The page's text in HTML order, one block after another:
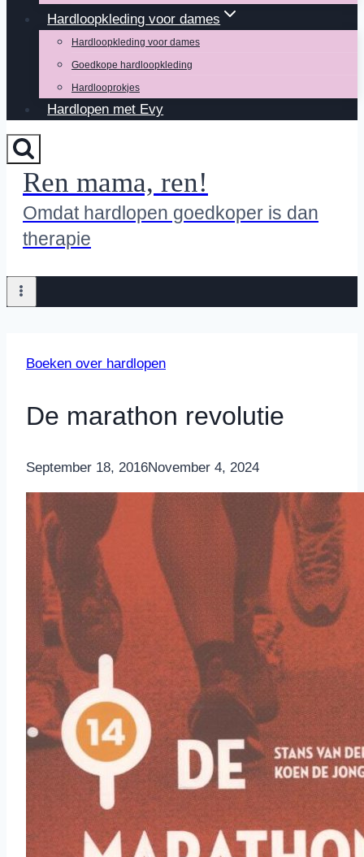
Hardloopkleding voor dames
Hardloopkleding voor dames
Goedkope hardloopkleding
Hardlooprokjes
Hardlopen met Evy
Ren mama, ren!
Omdat hardlopen goedkoper is dan
therapie
Boeken over hardlopen
De marathon revolutie
ByNicole
September 18, 2016November 4, 2024